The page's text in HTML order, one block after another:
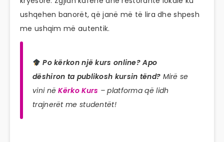
ushqehen banorët, që janë më të lira dhe shpesh
me ushqim më autentik.
Po kërkon një kurs online? Apo
dëshiron ta publikosh kursin tënd? Mirë se
vini nëKërko Kurs – platforma që lidh
trajnerët me studentët!